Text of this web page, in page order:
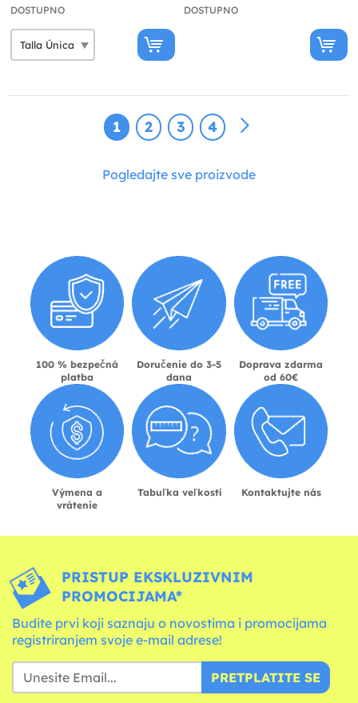
DOSTUPNO DOSTUPNO
1 2 3 4
Pogledajte sve proizvode
100 % bezpečná
platba
Doručenie do 3-5
dana
Doprava zdarma
od 60€
Výmena a
vrátenie
Tabuľka veľkostí Kontaktujte nás
PRISTUP EKSKLUZIVNIM
PROMOCIJAMA*
Budite prvi koji saznaju o novostima i promocijama
registriranjem svoje e-mail adrese!
PRETPLATITE SE